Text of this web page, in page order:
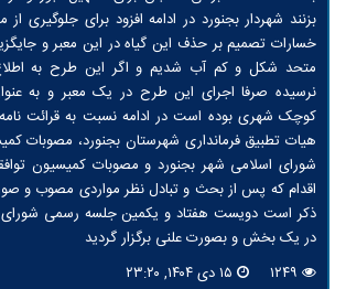
بزنند شهردار بجنورد در ادامه افزود برای جلوگیری
خسارات تصمیم بر حذف این گیاه در این معبر و
متحد شکل و کم آب شدیم و اگر این طرح به
نرسیده صرفا اجرای این طرح در یک معبر و به
کوچک شهری بوده است در ادامه نسبت به قرائت
هیات تطبیق فرمانداری شهرستان بجنورد، مصوبات
شورای اسلامی شهر بجنورد و مصوبات کمیسیون
اقدام که پس از بحث و تبادل نظر مواردی مصوب و
ذکر است دویست هفتاد و یکمین جلسه رسمی شورای
در یک بخش و بصورت علنی برگزار گردید